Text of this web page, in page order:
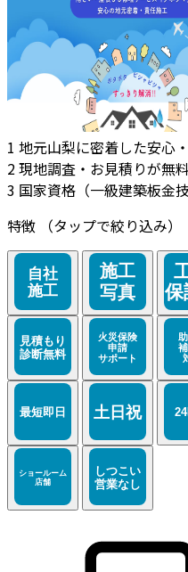
1 地元山梨に密着した安心
2現地調査・お見積りが無料
3 国家資格（一級建築板金
特徴
（タップで絞り込み）